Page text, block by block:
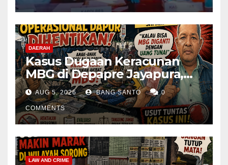
DAERAH
Kasus Dugaan Keracunan
MBG di Depapre Jayapura,
Aktivis Papua Minta
Operasional Dapur
Dihentikan & Evaluasi
Menyeluruh
AUG 5, 2026 BANG SANTO 0
COMMENTS
LAW AND CRIME